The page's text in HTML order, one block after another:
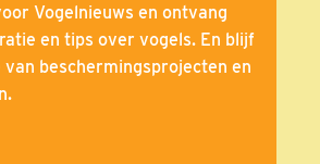
Vogelnieuws en ontvang
en tips over vogels. En blijf
van beschermingsprojecten en